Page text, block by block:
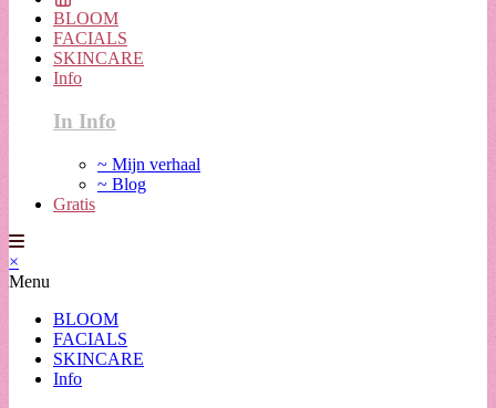
BLOOM
FACIALS
SKINCARE
Info
In Info
~ Mijn verhaal
~ Blog
Gratis
×
Menu
BLOOM
FACIALS
SKINCARE
Info